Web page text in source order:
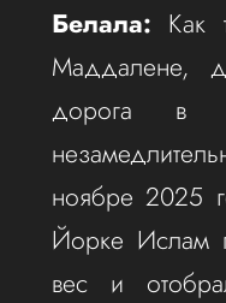
Белала: Как
Маддалене,
дорога в
ноябре 2025
Йорке Ислам
вес и